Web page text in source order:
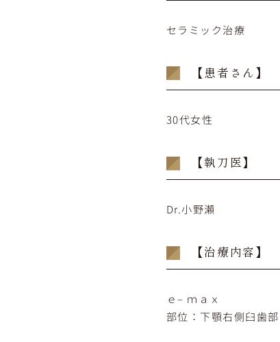
セラミック治療
【患者さん】
30代女性
【執刀医】
Dr.小野瀬
【治療内容】
ｅ– ｍａｘ
部位：下顎右側臼歯部